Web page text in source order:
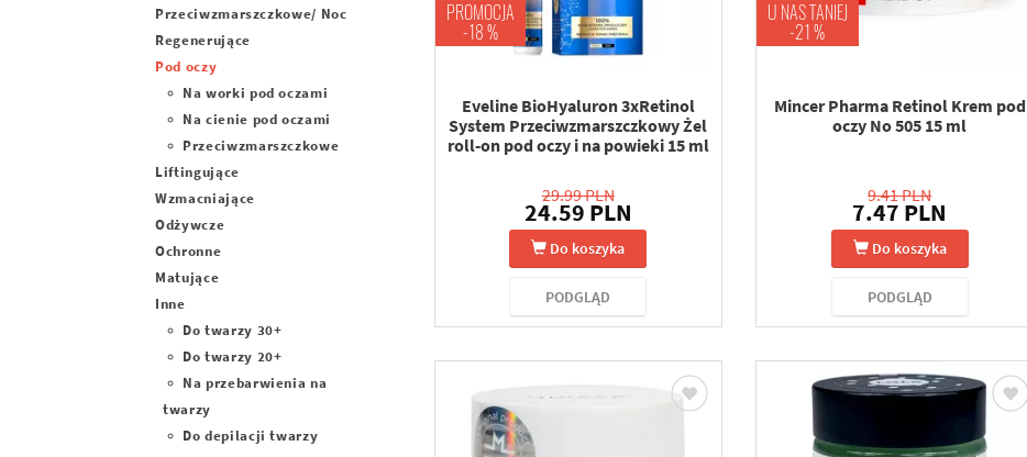
Przeciwzmarszczkowe/ Noc
Regenerujące
Pod oczy
Na worki pod oczami
Na cienie pod oczami
Przeciwzmarszczkowe
Liftingujące
Wzmacniające
Odżywcze
Ochronne
Matujące
Inne
Do twarzy 30+
Do twarzy 20+
Na przebarwienia na
twarzy
Do depilacji twarzy
PROMOCJA
-18 %
Eveline BioHyaluron 3xRetinol
System Przeciwzmarszczkowy Żel
roll-on pod oczy i na powieki 15 ml
29.99 PLN
24.59 PLN
Do koszyka
PODGLĄD
U NAS TANIEJ
-21 %
Mincer Pharma Retinol Krem pod
oczy No 505 15 ml
9.41 PLN
7.47 PLN
Do koszyka
PODGLĄD